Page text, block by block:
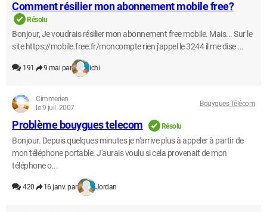
Comment résilier mon abonnement mobile free?
Résolu
Bonjour, Je voudrais résilier mon abonnement free mobile. Mais... Sur le
site https://mobile.free.fr/moncompte rien j'appel le 3244 il me dise ...
191 9 mai par ichi
Cimmerien
le 9 juil. 2007
Bouygues Télécom
Problème bouygues telecom Résolu
Bonjour. Depuis quelques minutes je n'arrive plus à appeler à partir de
mon téléphone portable. J'aurais voulu si cela provenait de mon
téléphone o...
420 16 janv. par Jordan